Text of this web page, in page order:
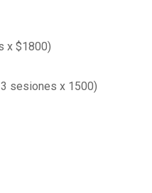
x $1800)
sesiones x 1500)